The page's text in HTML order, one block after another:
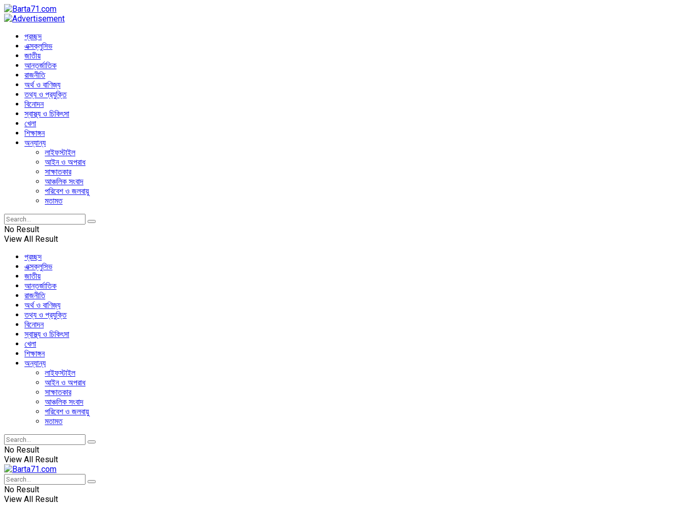
প্রচ্ছদ
এক্সক্লুসিভ
জাতীয়
আন্তর্জাতিক
রাজনীতি
অর্থ ও বাণিজ্য
তথ্য ও প্রযুক্তি
বিনোদন
স্বাস্থ্য ও চিকিৎসা
খেলা
শিক্ষাঙ্গন
অন্যান্য
লাইফস্টাইল
আইন ও অপরাধ
সাক্ষাতকার
আঞ্চলিক সংবাদ
পরিবেশ ও জলবায়ু
মতামত
No Result
View All Result
প্রচ্ছদ
এক্সক্লুসিভ
জাতীয়
আন্তর্জাতিক
রাজনীতি
অর্থ ও বাণিজ্য
তথ্য ও প্রযুক্তি
বিনোদন
স্বাস্থ্য ও চিকিৎসা
খেলা
শিক্ষাঙ্গন
অন্যান্য
লাইফস্টাইল
আইন ও অপরাধ
সাক্ষাতকার
আঞ্চলিক সংবাদ
পরিবেশ ও জলবায়ু
মতামত
No Result
View All Result
No Result
View All Result